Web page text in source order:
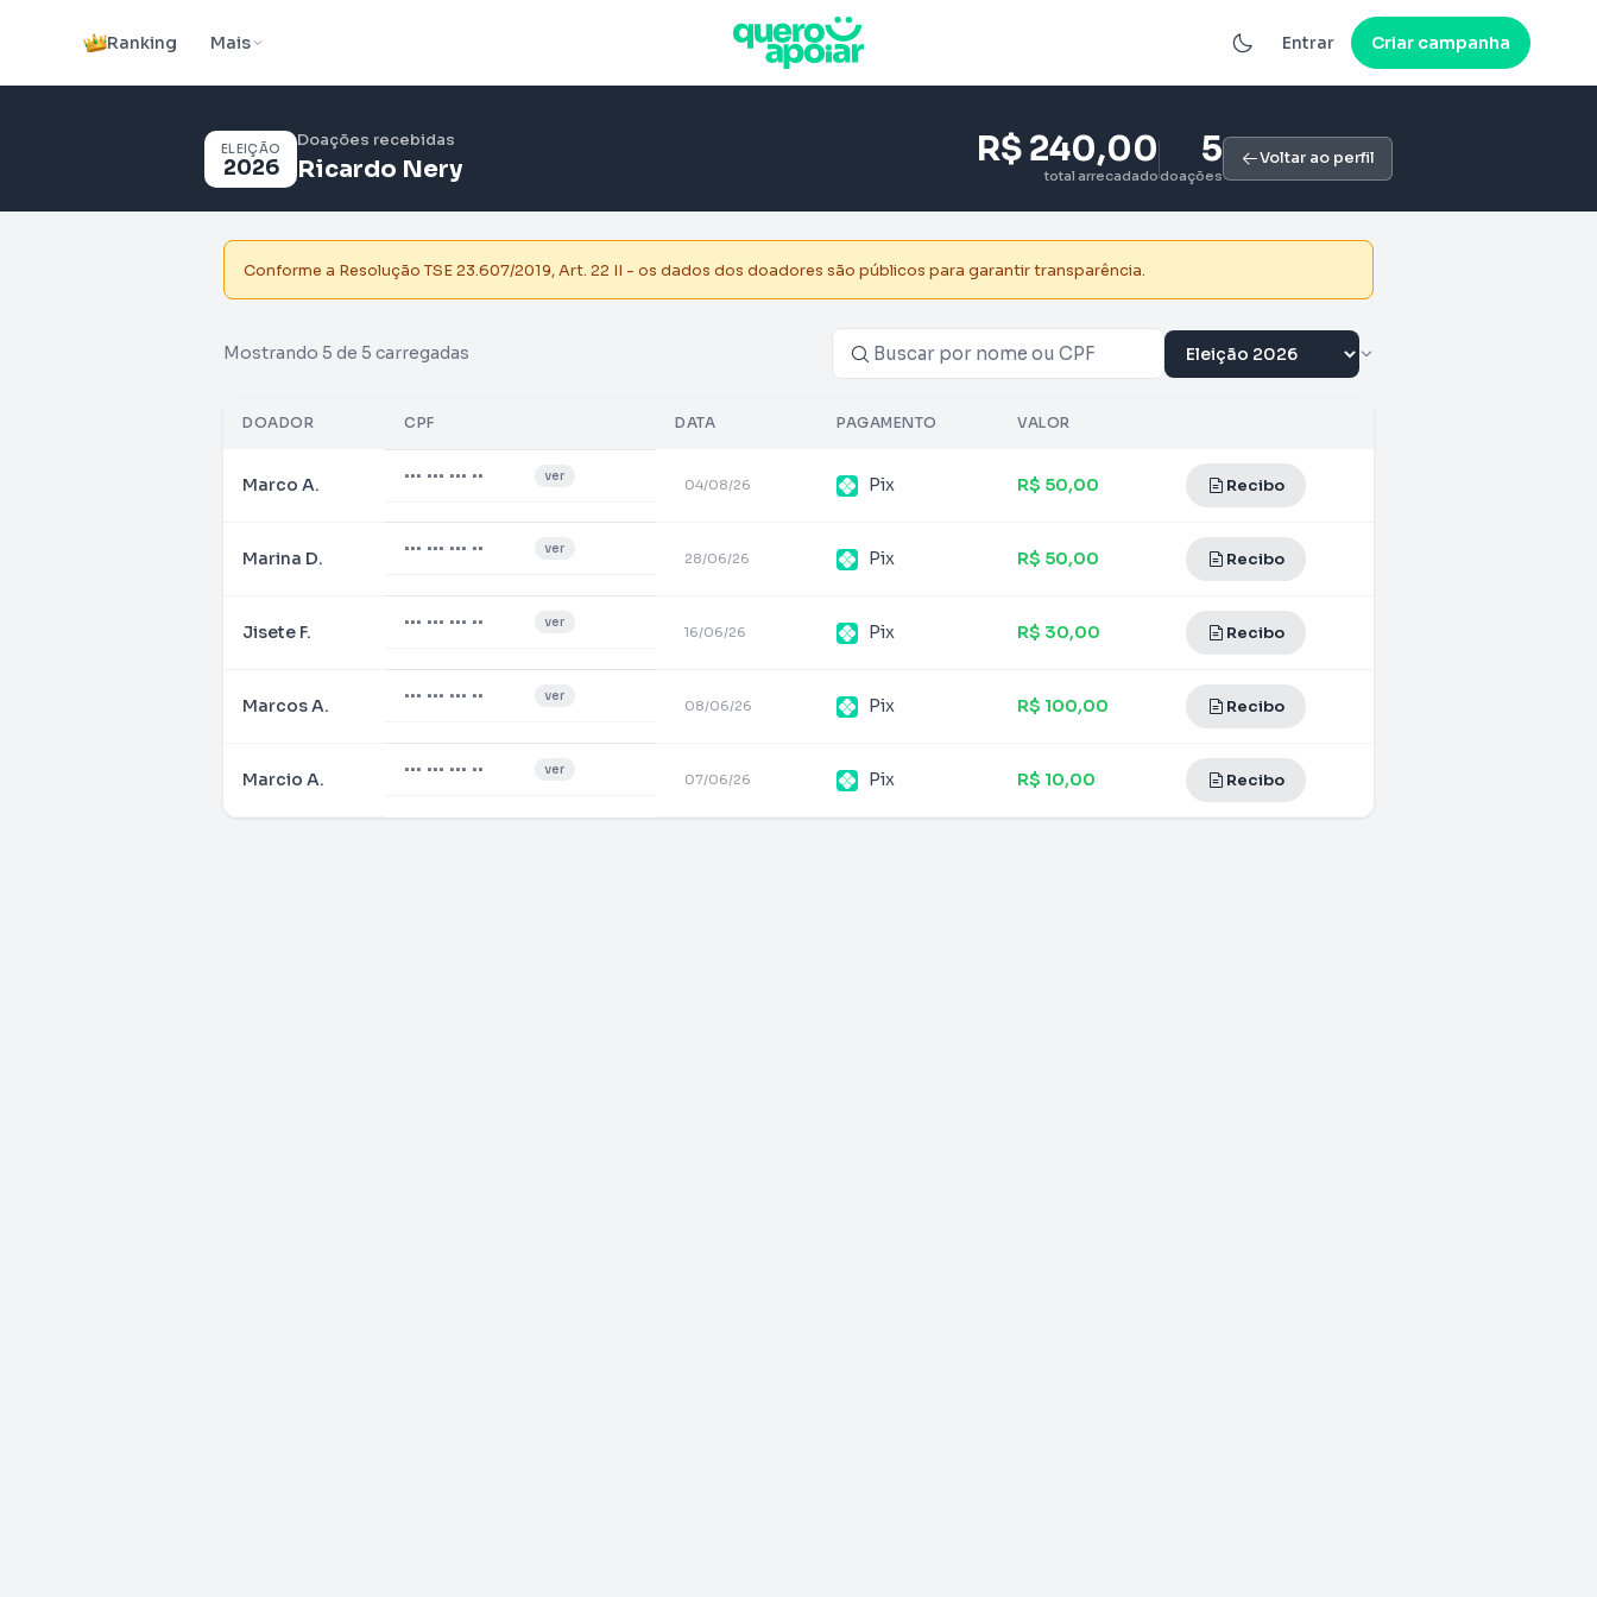
Ranking Mais Entrar Criar campanha
ELEIÇÃO
2026
Doações recebidas
Ricardo Nery R$ 240,00
total arrecadado
5
doações
Voltar ao perfil
Conforme a Resolução TSE 23.607/2019, Art. 22 II - os dados dos doadores são públicos para garantir transparência.
Mostrando 5 de 5 carregadas
DOADOR CPF DATA PAGAMENTO VALOR
Marco A. ••• ••• ••• •• ver
04/08/26 Pix R$ 50,00 Recibo
Marina D. ••• ••• ••• •• ver
28/06/26 Pix R$ 50,00 Recibo
Jisete F. ••• ••• ••• •• ver
16/06/26 Pix R$ 30,00 Recibo
Marcos A. ••• ••• ••• •• ver
08/06/26 Pix R$ 100,00 Recibo
Marcio A. ••• ••• ••• •• ver
07/06/26 Pix R$ 10,00 Recibo